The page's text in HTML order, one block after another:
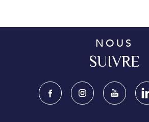
NOUS
SUIVRE